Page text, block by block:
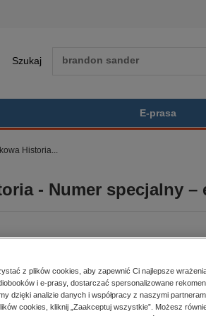
Szukaj
E-prasa
psychologiczne
historia
religie
Historia...
- Numer specjalny –
dostępności: 08.07.2026
Kupując
PDF
z plików cookies, aby zapewnić Ci najlepsze
i e-prasy, dostarczać spersonalizowane
dzięki analizie danych i współpracy z naszymi
cookies, kliknij „Zaakceptuj wszystkie”. Możesz